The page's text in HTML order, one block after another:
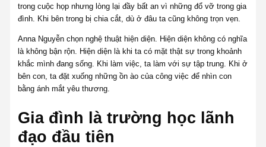
trong cuộc họp nhưng lòng lại đầy bất an vì những đổ vỡ trong gia
đình. Khi bên trong bị chia cắt, dù ở đâu ta cũng không trọn vẹn.
Anna Nguyễn chọn nghệ thuật hiện diện. Hiện diện không có nghĩa
là không bận rộn. Hiện diện là khi ta có mặt thật sự trong khoảnh
khắc mình đang sống. Khi làm việc, ta làm với sự tập trung. Khi ở
bên con, ta đặt xuống những ồn ào của công việc để nhìn con
bằng ánh mắt yêu thương.
Gia đình là trường học lãnh
đạo đầu tiên